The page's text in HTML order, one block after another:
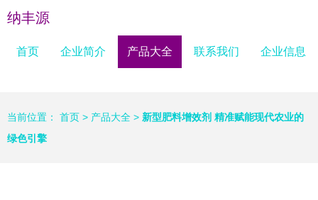
纳丰源
首页 企业简介 产品大全 联系我们 企业信息
当前位置： 首页 > 产品大全 > 新型肥料增效剂 精准赋能现代农业的
绿色引擎